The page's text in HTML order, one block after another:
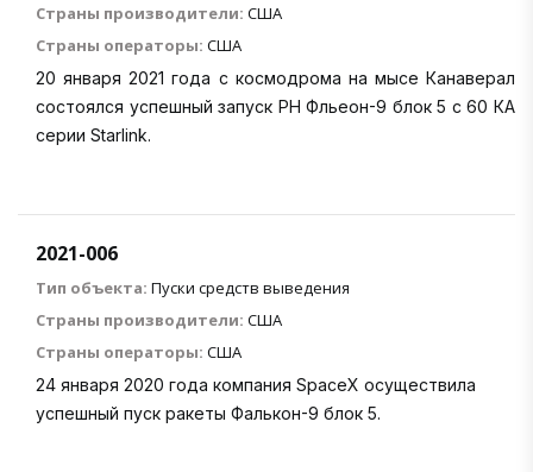
Страны производители: США
Страны операторы: США
20 января 2021 года c космодрома на мысе Канаверал
состоялся успешный запуск РН Фльеон-9 блок 5 с 60 КА
серии Starlink.
2021-006
Тип объекта: Пуски средств выведения
Страны производители: США
Страны операторы: США
24 января 2020 года компания SpaceX осуществила
успешный пуск ракеты Фалькон-9 блок 5.